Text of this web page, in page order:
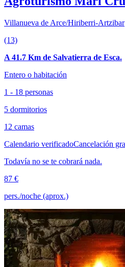
Villanueva de Arce/Hiriberri-Artzibar
(13)
A 41.7 Km de Salvatierra de Esca.
Entero o habitación
1 - 18 personas
5 dormitorios
12 camas
Calendario verificadoCancelación
Todavía no se te cobrará nada.
87 €
pers./noche (aprox.)